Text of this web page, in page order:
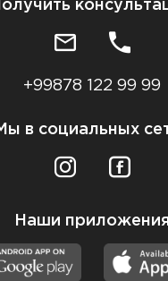
+99878 122 99 99
в социальных
Наши